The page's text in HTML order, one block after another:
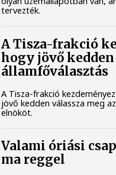
tervezték.
A Tisza-frakció
hogy jövő
államfőválasztás
A Tisza-frakció
jövő kedden válassza meg
elnököt.
Valami óriási
ma reggel